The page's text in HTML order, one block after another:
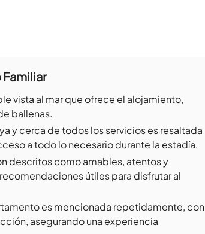
Familiar
vista al mar que ofrece el alojamiento,
ballenas.
y cerca de todos los servicios es resaltada
a todo lo necesario durante la estadía.
descritos como amables, atentos y
útiles para disfrutar al
es mencionada repetidamente, con
asegurando una experiencia